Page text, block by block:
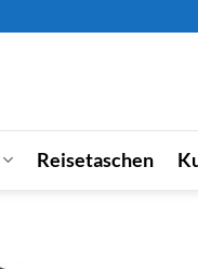
Reisetaschen